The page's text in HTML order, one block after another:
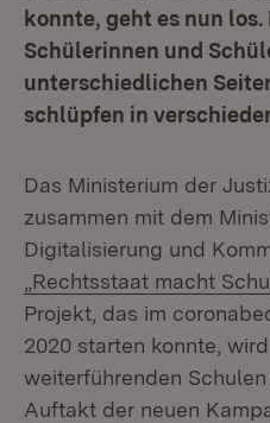
konnte, geht es nun
Schülerinnen und
unterschiedlichen
schlüpfen in
Das Ministerium der
zusammen mit dem
Digitalisierung und
„Rechtsstaat macht
Projekt, das im
2020 starten konnte,
weiterführenden
Auftakt der neuen